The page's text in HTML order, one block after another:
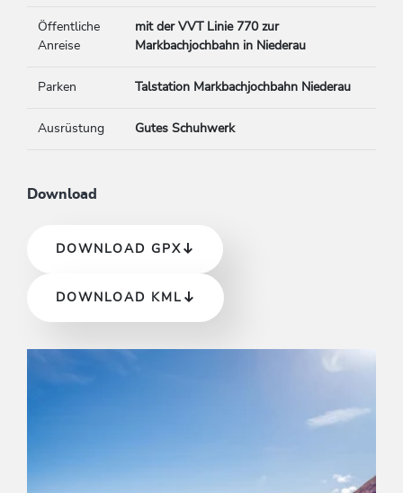
Öffentliche
Anreise
mit der VVT Linie 770 zur
Markbachjochbahn in Niederau
Parken Talstation Markbachjochbahn Niederau
Ausrüstung Gutes Schuhwerk
Download
DOWNLOAD GPX
DOWNLOAD KML